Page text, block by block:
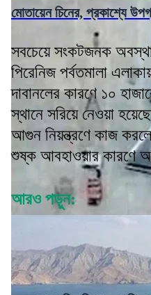
মোতায়েন চিনের, প্রকাশ্যে
সবচেয়ে সংকটজনক অবস্থা
পিরেনিজ পর্বতমালা
দাবানলের কারণে ১০
স্থানে সরিয়ে নেওয়া
আগুন নিয়ন্ত্রণে কাজ
শুষ্ক আবহাওয়ার কারণে
আরও পড়ুন: